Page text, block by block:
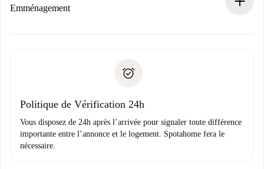
Si refusé : aucun prélèvement et nous vous proposerons
Justificatif de solvabilité
Emménagement
uniquement si aucun problème n'est signalé.
Politique de Vérification 24h
Vous disposez de 24h après l’arrivée pour signaler toute différence
importante entre l’annonce et le logement. Spotahome fera le
nécessaire.